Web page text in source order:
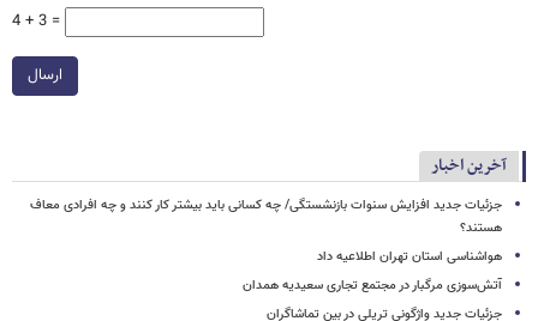
4 + 3 =
ارسال
آخرین اخبار
جزئیات جدید افزایش سنوات بازنشستگی/ چه کسانی باید بیشتر کار کنند و چه افرادی معاف
هستند؟
هواشناسی استان تهران اطلاعیه داد
آتش‌سوزی مرگبار در مجتمع تجاری سعیدیه همدان
جزئیات جدید واژگونی تریلی در بین تماشاگران